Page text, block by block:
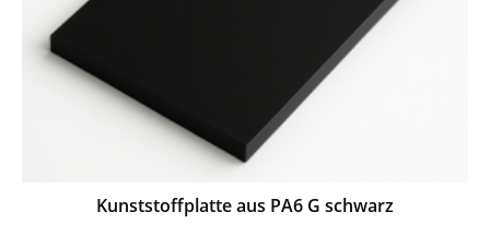
Kunststoffplatte aus PA6 G schwarz